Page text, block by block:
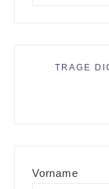
TRAGE
Vorname